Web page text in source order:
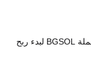
BGSOL لبدء ربح